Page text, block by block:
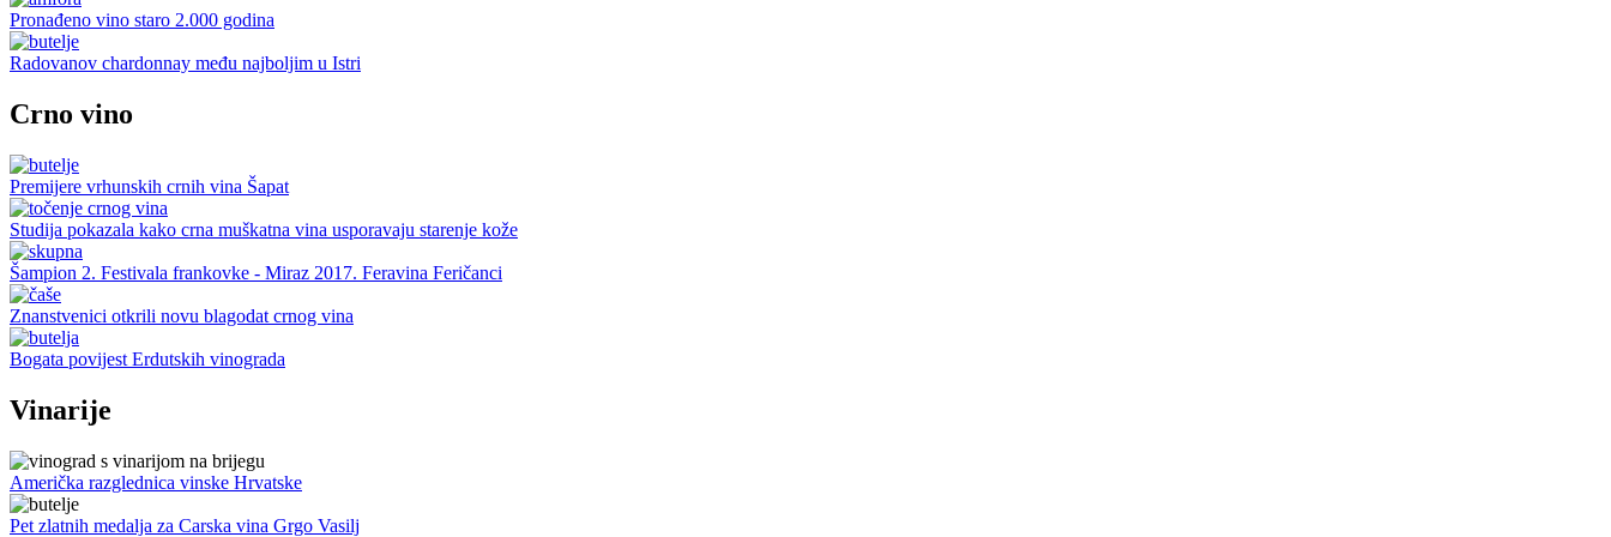
Pronađeno vino staro 2.000 godina
Radovanov chardonnay među najboljim u Istri
Crno vino
Premijere vrhunskih crnih vina Šapat
Studija pokazala kako crna muškatna vina usporavaju starenje kože
Šampion 2. Festivala frankovke - Miraz 2017. Feravina Feričanci
Znanstvenici otkrili novu blagodat crnog vina
Bogata povijest Erdutskih vinograda
Vinarije
Američka razglednica vinske Hrvatske
Pet zlatnih medalja za Carska vina Grgo Vasilj